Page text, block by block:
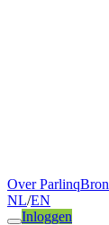
Over Parlinq
NL/EN
Inloggen